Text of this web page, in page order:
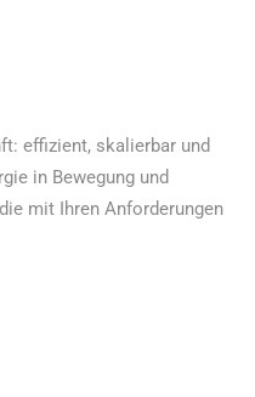
effizient, skalierbar und
in Bewegung und
mit Ihren Anforderungen